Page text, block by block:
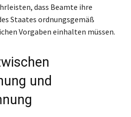
dass Beamte ihre
Staates ordnungsgemäß
Vorgaben einhalten müssen.
und